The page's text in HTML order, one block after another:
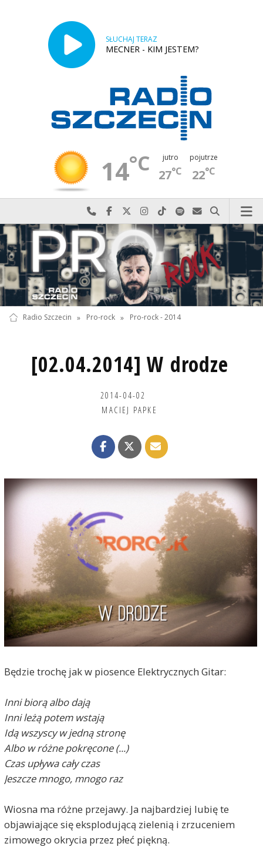
SŁUCHAJ TERAZ
MECNER - KIM JESTEM?
14°C jutro
27°C
pojutrze
22°C
Najlepiej po prostu do nas zadzwoń
Odwiedź nas na Facebook-u
Odwiedź nas na X
Odwiedź nas na Instagram-ie
Odwiedź nas na TikTok-u
Szukaj nas na Spotify
Wyślij do nas
Szukaj
Radio Szczecin » Pro-rock » Pro-rock - 2014
[02.04.2014] W drodze
2014-04-02
MACIEJ PAPKE
Będzie trochę jak w piosence Elektrycznych Gitar:
Inni biorą albo dają
Inni leżą potem wstają
Idą wszyscy w jedną stronę
Albo w różne pokręcone (...)
Czas upływa cały czas
Jeszcze mnogo, mnogo raz
Wiosna ma różne przejawy. Ja najbardziej lubię te
objawiające się eksplodującą zielenią i zrzuceniem
zimowego okrycia przez płeć piękną.